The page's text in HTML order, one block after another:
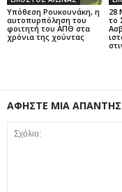
Υπόθεση Ρουκουνάκη, η
αυτοπυρπόληση του
φοιτητή του ΑΠΘ στα
χρόνια της χούντας
28
το
ΑΦΗΣΤΕ ΜΙΑ